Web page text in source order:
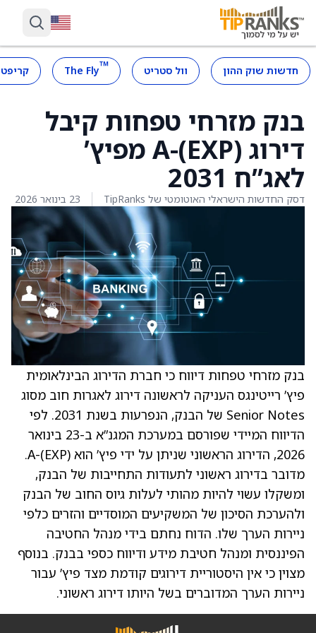
חדשות שוק ההון וול סטריט ™
The Fly
בנק מזרחי טפחות קיבל
דירוג A-(EXP) מפיץ’
לאג”ח 2031
דסק החדשות הישראלי האוטומטי של TipRanks 23 בינואר 2026
בנק מזרחי טפחות דיווח כי חברת הדירוג הבינלאומית
פיץ’ רייטינגס העניקה לראשונה דירוג לאגרות חוב מסוג
Senior Notes של הבנק, הנפרעות בשנת 2031. לפי
הדיווח המיידי שפורסם במערכת המגנ”א ב-23 בינואר
2026, הדירוג הראשוני שניתן על ידי פיץ’ הוא A-(EXP).
מדובר בדירוג ראשוני לתעודות התחייבות של הבנק,
ומשקלו עשוי להיות מהותי לעלות גיוס החוב של הבנק
ולהערכת הסיכון של המשקיעים המוסדיים והזרים כלפי
ניירות הערך שלו. הדוח נחתם בידי מנהל החטיבה
הפיננסית ומנהל חטיבת מידע ודיווח כספי בבנק. בנוסף
מצוין כי אין היסטוריית דירוגים קודמת מצד פיץ’ עבור
ניירות הערך המדוברים בשל היותו דירוג ראשוני.